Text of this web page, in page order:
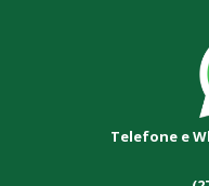
Telefone e